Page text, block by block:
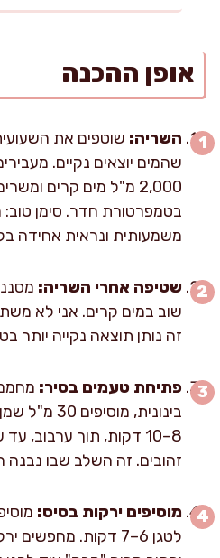
אופן ההכנה
השריה: שוטפים את
שהמים יוצאים נקיים.
בטמפרטורת חדר. סימן
משמעותית ונראית אחידה
שטיפה אחרי השריה:
שוב במים קרים. אני לא
זה נותן תוצאה נקייה יותר
פתיחת טעמים בסיר:
בינונית,
8–10 דקות, תוך
זהובים. זה השלב שבו
מוסיפים ירקות בסיס:
לטגן 6–7 דקות.